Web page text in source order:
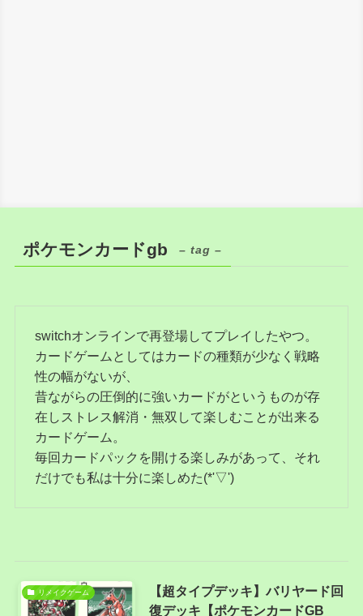
ポケモンカードgb – tag –
switchオンラインで再登場してプレイしたやつ。
カードゲームとしてはカードの種類が少なく戦略
性の幅がないが、
昔ながらの圧倒的に強いカードがというものが存
在しストレス解消・無双して楽しむことが出来る
カードゲーム。
毎回カードパックを開ける楽しみがあって、それ
だけでも私は十分に楽しめた(*'▽')
リメイクゲーム
【超タイプデッキ】バリヤード回
復デッキ【ポケモンカードGB